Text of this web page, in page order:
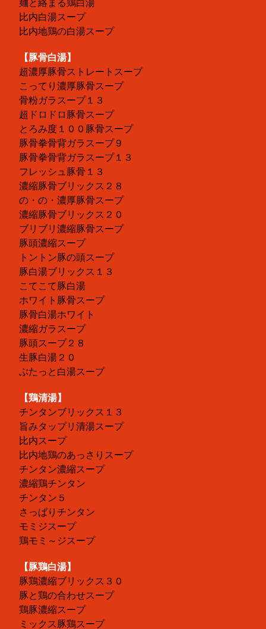
麺と絡まる鶏白湯
比内白湯スープ
比内地鶏の白湯スープ
【豚骨白湯】
超濃厚豚骨ストレートスープ
こってり濃厚豚骨スープ
骨粉ガラスープ１３
超ドロドロ豚骨スープ
とろみ度１００豚骨スープ
豚骨拳骨背ガラスープ９
豚骨拳骨背ガラスープ１３
フレッシュ豚骨１３
濃縮豚骨ブリックス２８
の・の・濃厚豚骨スープ
濃縮豚骨ブリックス２０
ブリブリ濃縮豚骨スープ
豚頭濃縮スープ
トントン豚の頭スープ
豚白湯ブリックス１３
こてこて豚白湯
ホワイト豚骨スープ
豚骨白湯ホワイト
濃縮ガラスープ
豚頭スープ２８
生豚白湯２０
ぶたっと白湯スープ
【鶏清湯】
チンタンブリックス１３
旨みタップリ清湯スープ
比内スープ
比内地鶏のあっさりスープ
チンタン濃縮スープ
濃縮鶏チンタン
チンタン５
さっぱりチンタン
モミジスープ
鶏モミ～ジスープ
【豚鶏白湯】
豚鶏濃縮ブリックス３０
豚と鶏の合わせスープ
鶏豚濃縮スープ
ミックス豚鶏スープ